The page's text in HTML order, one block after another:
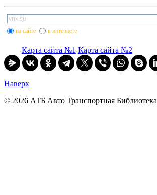
на сайте в интернете
Карта сайта №1 Карта сайта №2
Наверх
© 2026 АТБ Авто Транспортная Библиотека